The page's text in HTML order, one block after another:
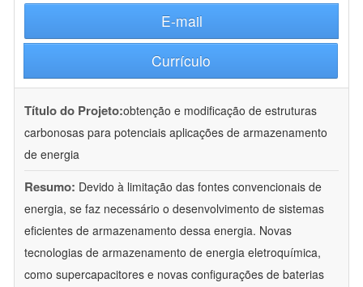
E-mail
Currículo
Título do Projeto:obtenção e modificação de estruturas
carbonosas para potenciais aplicações de armazenamento
de energia
Resumo: Devido à limitação das fontes convencionais de
energia, se faz necessário o desenvolvimento de sistemas
eficientes de armazenamento dessa energia. Novas
tecnologias de armazenamento de energia eletroquímica,
como supercapacitores e novas configurações de baterias